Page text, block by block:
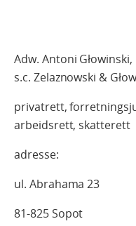
Adw. Antoni
s.c. Zelaznowski &
privatrett,
arbeidsrett, skatterett
adresse:
ul. Abrahama 23
81-825 Sopot